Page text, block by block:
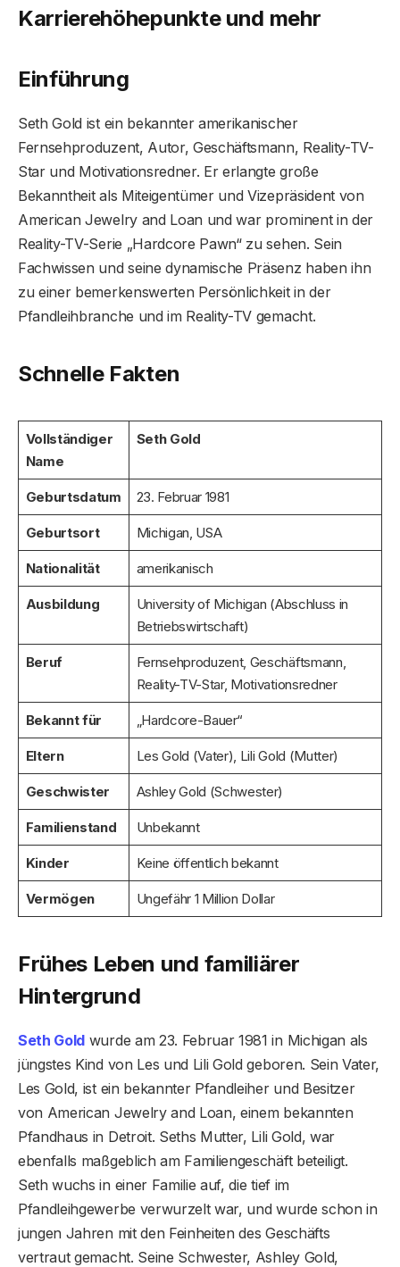
Karrierehöhepunkte und mehr
Einführung
Seth Gold ist ein bekannter amerikanischer
Fernsehproduzent, Autor, Geschäftsmann, Reality-TV-
Star und Motivationsredner. Er erlangte große
Bekanntheit als Miteigentümer und Vizepräsident von
American Jewelry and Loan und war prominent in der
Reality-TV-Serie „Hardcore Pawn“ zu sehen. Sein
Fachwissen und seine dynamische Präsenz haben ihn
zu einer bemerkenswerten Persönlichkeit in der
Pfandleihbranche und im Reality-TV gemacht.
Schnelle Fakten
Vollständiger
Name
Seth Gold
Geburtsdatum 23. Februar 1981
Geburtsort Michigan, USA
Nationalität amerikanisch
Ausbildung
University of Michigan (Abschluss in
Betriebswirtschaft)
Beruf
Fernsehproduzent, Geschäftsmann,
Reality-TV-Star, Motivationsredner
Bekannt für „Hardcore-Bauer“
Eltern Les Gold (Vater), Lili Gold (Mutter)
Geschwister Ashley Gold (Schwester)
Familienstand Unbekannt
Kinder Keine öffentlich bekannt
Vermögen Ungefähr 1 Million Dollar
Frühes Leben und familiärer
Hintergrund
Seth Gold wurde am 23. Februar 1981 in Michigan als
jüngstes Kind von Les und Lili Gold geboren. Sein Vater,
Les Gold, ist ein bekannter Pfandleiher und Besitzer
von American Jewelry and Loan, einem bekannten
Pfandhaus in Detroit. Seths Mutter, Lili Gold, war
ebenfalls maßgeblich am Familiengeschäft beteiligt.
Seth wuchs in einer Familie auf, die tief im
Pfandleihgewerbe verwurzelt war, und wurde schon in
jungen Jahren mit den Feinheiten des Geschäfts
vertraut gemacht. Seine Schwester, Ashley Gold,